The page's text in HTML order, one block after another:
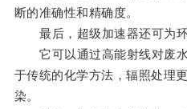
断的准确性和精确度。
最后，超级加速器还可为环
它可以通过高能射线对废水
于传统的化学方法，辐照处理
染。